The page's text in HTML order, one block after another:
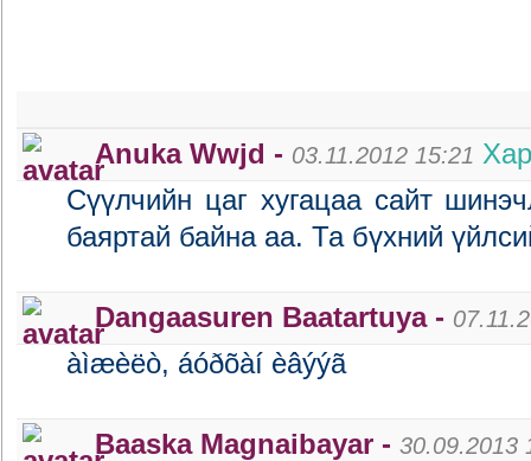
Anuka Wwjd - 03.11.2012 15:21
Сүүлчийн цаг хугацаа сайт
баяртай байна аа. Та бүхний
Dangaasuren Baatartuya -
àìæèëò, áóðõàí èâýýã
Baaska Magnaibayar - 30.09.2013